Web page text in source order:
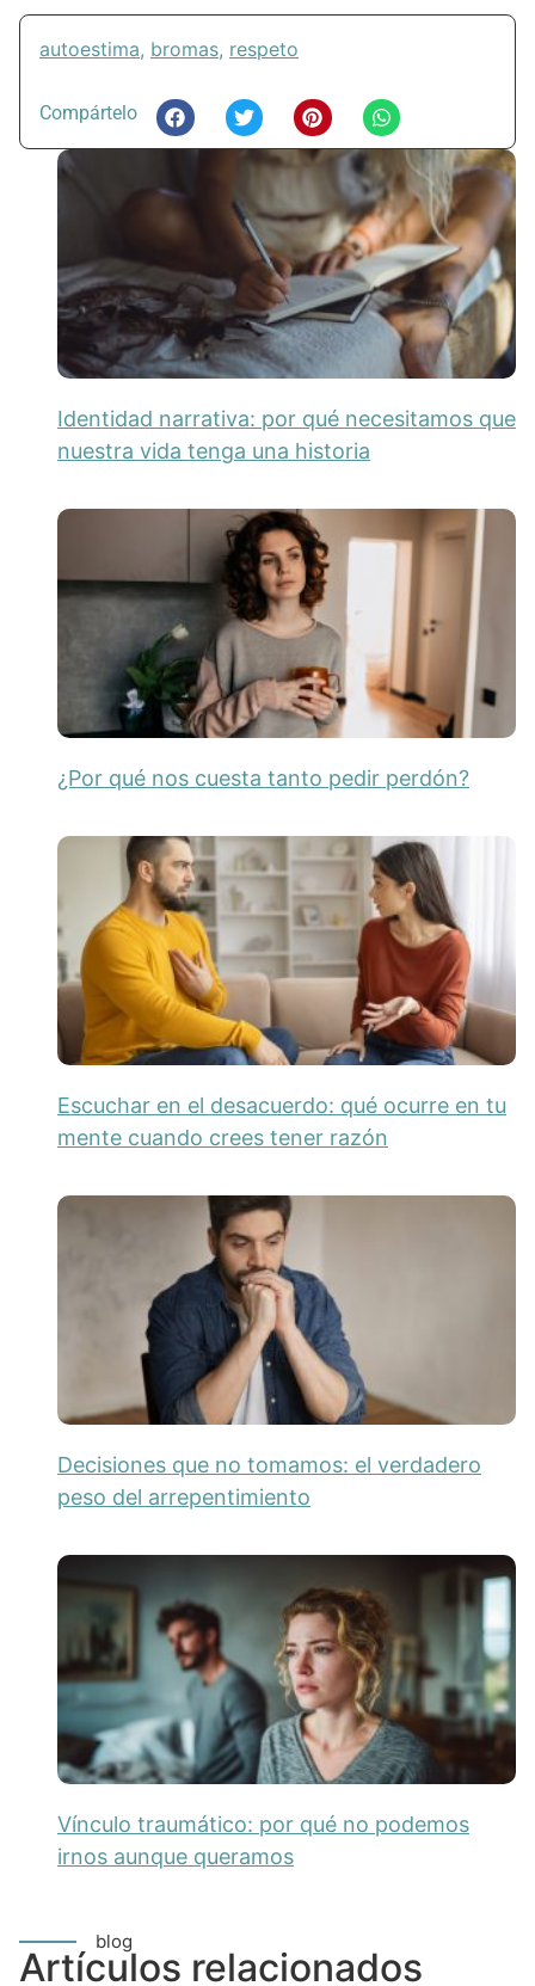
autoestima, bromas, respeto
Compártelo
Identidad narrativa: por qué necesitamos que
nuestra vida tenga una historia
¿Por qué nos cuesta tanto pedir perdón?
Escuchar en el desacuerdo: qué ocurre en tu
mente cuando crees tener razón
Decisiones que no tomamos: el verdadero
peso del arrepentimiento
Vínculo traumático: por qué no podemos
irnos aunque queramos
blog
Artículos relacionados